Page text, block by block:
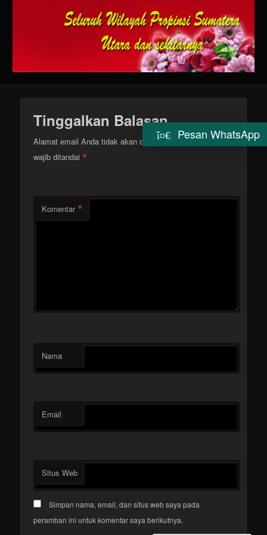
Tinggalkan Balasan
Alamat email Anda tidak akan dipublikasikan. Ruas yang
wajib ditandai*
Komentar *
Nama
Email
Situs Web
Simpan nama, email, dan situs web saya pada
peramban ini untuk komentar saya berikutnya.
Pesan WhatsApp